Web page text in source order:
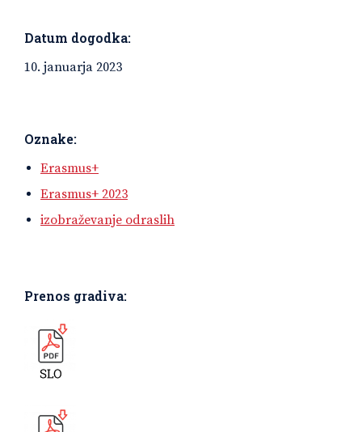
Datum dogodka:
10. januarja 2023
Oznake:
Erasmus+
Erasmus+ 2023
izobraževanje odraslih
Prenos gradiva: